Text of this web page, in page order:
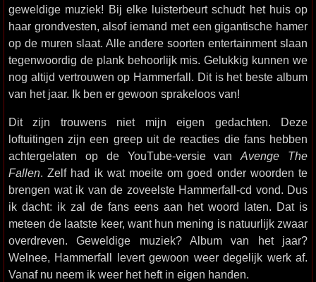
geweldige muziek! Bij elke luisterbeurt schudt het huis op
haar grondvesten, alsof iemand met een gigantische hamer
op de muren slaat. Alle andere soorten entertainment slaan
tegenwoordig de plank behoorlijk mis. Gelukkig kunnen we
nog altijd vertrouwen op Hammerfall. Dit is het beste album
van het jaar. Ik ben er gewoon sprakeloos van!
Dit zijn trouwens niet mijn eigen gedachten. Deze
loftuitingen zijn een greep uit de reacties die fans hebben
achtergelaten op de YouTube-versie vanAvenge The
Fallen. Zelf had ik wat moeite om goed onder woorden te
brengen wat ik van de zoveelste Hammerfall-cd vond. Dus
ik dacht: ik zal de fans eens aan het woord laten. Dat is
meteen de laatste keer, want hun mening is natuurlijk zwaar
overdreven. Geweldige muziek? Album van het jaar?
Welnee, Hammerfall levert gewoon weer degelijk werk af.
Vanaf nu neem ik weer het heft in eigen handen.